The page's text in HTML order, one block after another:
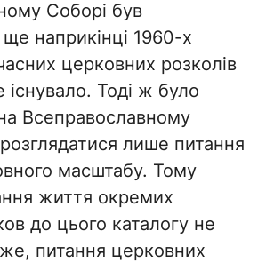
Соборі був
наприкінці 1960-х
церковних розколів
існувало. Тоді ж було
Всеправославному
лише питання
масштабу. Тому
життя окремих
до цього каталогу не
питання церковних